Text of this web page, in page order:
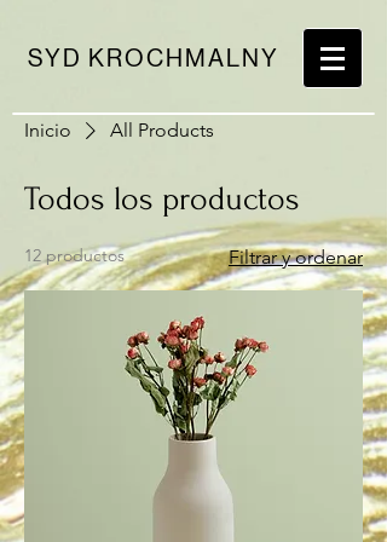
SYD KROCHMALNY
Inicio All Products
Todos los productos
12 productos Filtrar y ordenar